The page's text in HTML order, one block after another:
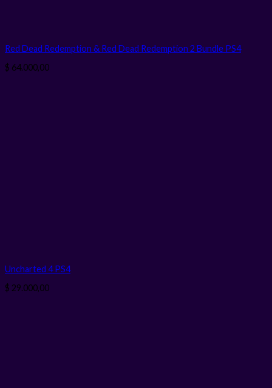
Red Dead Redemption & Red Dead Redemption 2 Bundle PS4
$ 64.000,00
Uncharted 4 PS4
$ 29.000,00